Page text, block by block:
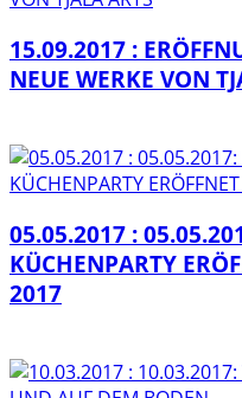
15.09.2017 :
NEUE WERKE VON
05.05.2017 :
KÜCHENPARTY
2017